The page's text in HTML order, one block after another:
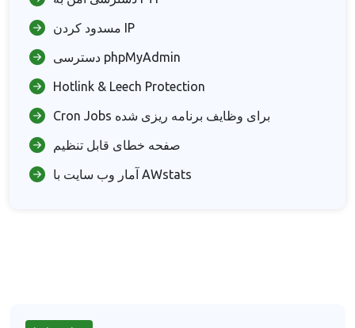
مسدود کردن IP
دسترسی phpMyAdmin
Hotlink & Leech Protection
Cron Jobs برای وظایف برنامه ریزی شده
صفحه خطای قابل تنظیم
آمار وب سایت با AWstats